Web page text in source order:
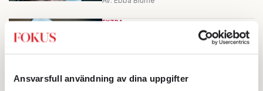
Ansvarsfull användning av dina uppgifter
EXTRA
Veckan som kommer
Det viktigaste att ha koll på
under veckan.